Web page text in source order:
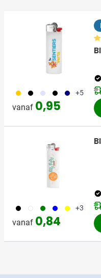
056 001 353 310 018 +5
vanaf 0,95
001 310 004 005 006 +3
vanaf 0,84